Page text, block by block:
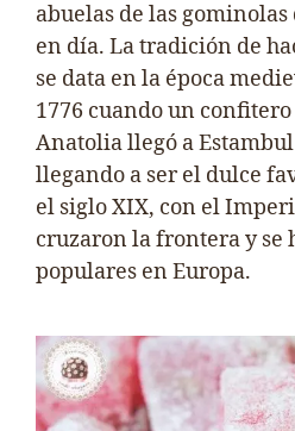
abuelas de las
en día. La tradición de
se data en la época
1776 cuando un
Anatolia llegó a
llegando a ser el dulce
el siglo XIX, con el
cruzaron la frontera y se
populares en Europa.